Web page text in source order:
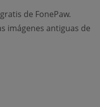
de FonePaw.
imágenes antiguas de